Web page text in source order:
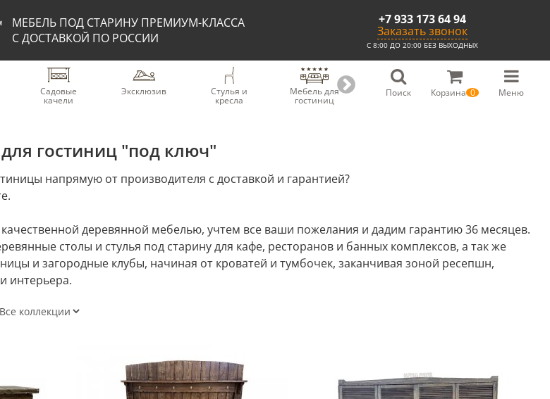
МЕБЕЛЬ ПОД СТАРИНУ ПРЕМИУМ-КЛАССА
С ДОСТАВКОЙ ПО РОССИИ
+7 933 173 64 94
Заказать звонок
С 8:00 ДО 20:00 БЕЗ ВЫХОДНЫХ
Садовые
качели
Эксклюзив Стулья и
кресла
Мебель для
гостиниц
Мебель для Скамьи из
массива
Поиск Корзина 0 Меню
гостиниц "под ключ"
напрямую от производителя с доставкой и гарантией?
деревянной мебелью, учтем все ваши пожелания и дадим гарантию 36 месяцев.
столы и стулья под старину для кафе, ресторанов и банных комплексов, а так же
и загородные клубы, начиная от кроватей и тумбочек, заканчивая зоной ресепшн,
интерьера.